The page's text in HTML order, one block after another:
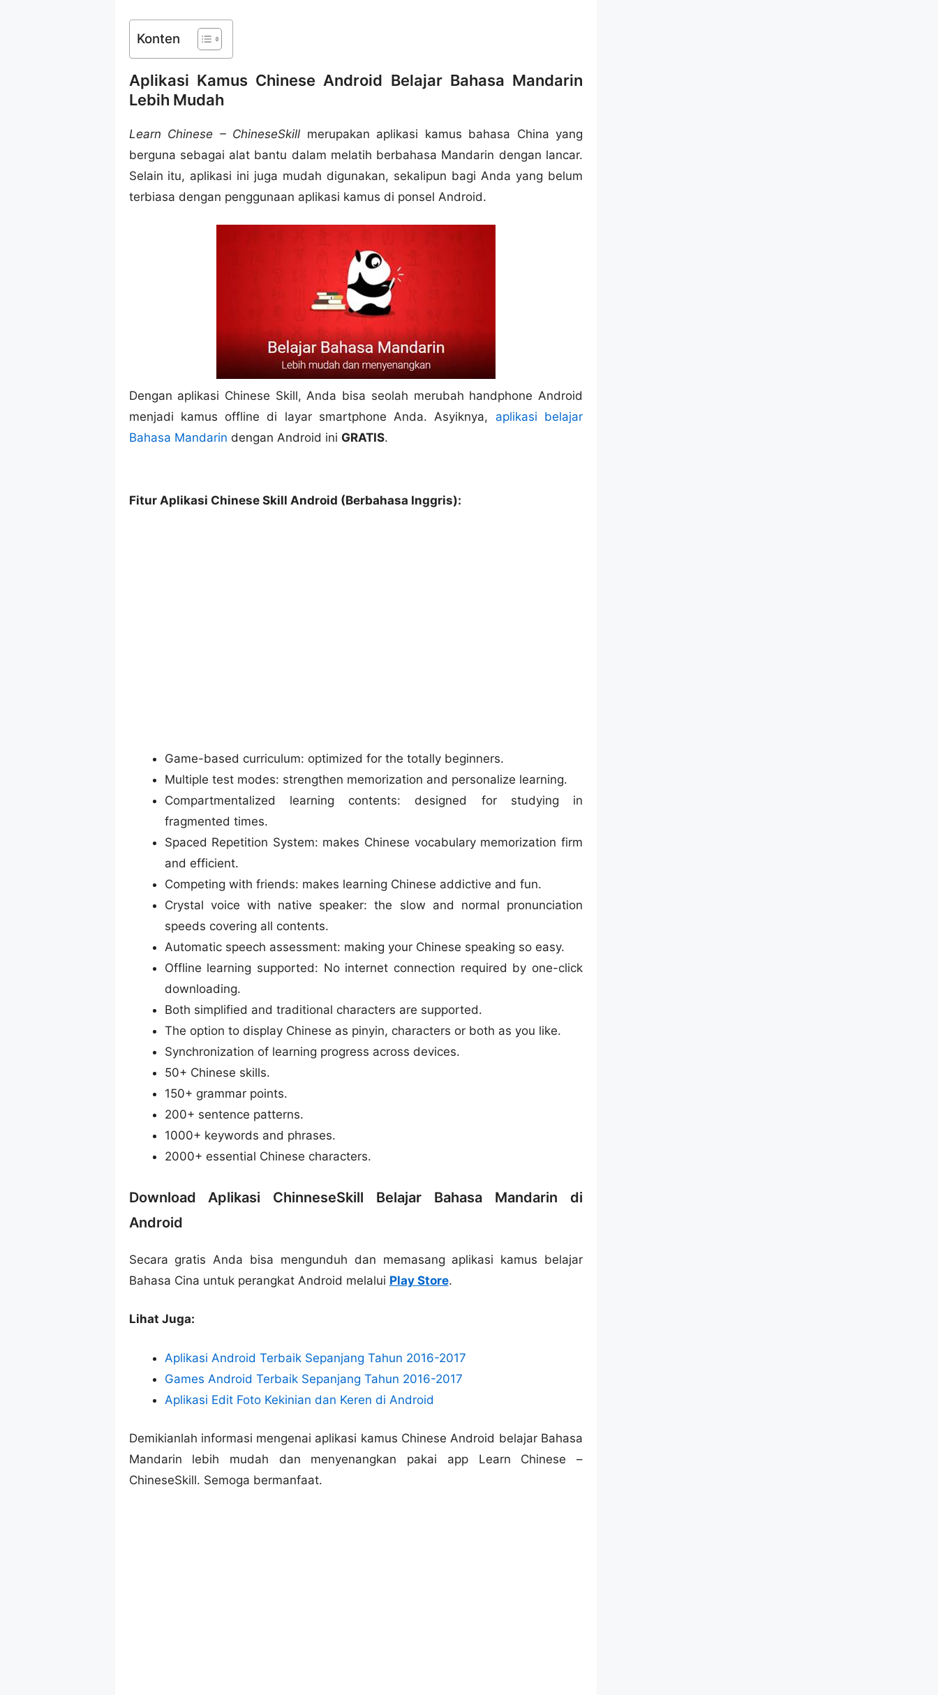
Konten
Aplikasi Kamus Chinese Android Belajar Bahasa Mandarin
Lebih Mudah
Learn Chinese – ChineseSkill merupakan aplikasi kamus bahasa China yang
berguna sebagai alat bantu dalam melatih berbahasa Mandarin dengan lancar.
Selain itu, aplikasi ini juga mudah digunakan, sekalipun bagi Anda yang belum
terbiasa dengan penggunaan aplikasi kamus di ponsel Android.
Dengan aplikasi Chinese Skill, Anda bisa seolah merubah handphone Android
menjadi kamus offline di layar smartphone Anda. Asyiknya, aplikasi belajar
Bahasa Mandarin dengan Android ini GRATIS.
Fitur Aplikasi Chinese Skill Android (Berbahasa Inggris):
Game-based curriculum: optimized for the totally beginners.
Multiple test modes: strengthen memorization and personalize learning.
Compartmentalized learning contents: designed for studying in
fragmented times.
Spaced Repetition System: makes Chinese vocabulary memorization firm
and efficient.
Competing with friends: makes learning Chinese addictive and fun.
Crystal voice with native speaker: the slow and normal pronunciation
speeds covering all contents.
Automatic speech assessment: making your Chinese speaking so easy.
Offline learning supported: No internet connection required by one-click
downloading.
Both simplified and traditional characters are supported.
The option to display Chinese as pinyin, characters or both as you like.
Synchronization of learning progress across devices.
50+ Chinese skills.
150+ grammar points.
200+ sentence patterns.
1000+ keywords and phrases.
2000+ essential Chinese characters.
Download Aplikasi ChinneseSkill Belajar Bahasa Mandarin di
Android
Secara gratis Anda bisa mengunduh dan memasang aplikasi kamus belajar
Bahasa Cina untuk perangkat Android melalui Play Store.
Lihat Juga:
Aplikasi Android Terbaik Sepanjang Tahun 2016-2017
Games Android Terbaik Sepanjang Tahun 2016-2017
Aplikasi Edit Foto Kekinian dan Keren di Android
Demikianlah informasi mengenai aplikasi kamus Chinese Android belajar Bahasa
Mandarin lebih mudah dan menyenangkan pakai app Learn Chinese –
ChineseSkill. Semoga bermanfaat.